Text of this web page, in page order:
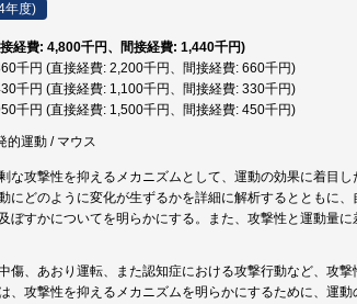
年度)
経費: 4,800千円、間接経費: 1,440千円)
千円 (直接経費: 2,200千円、間接経費: 660千円)
千円 (直接経費: 1,100千円、間接経費: 330千円)
千円 (直接経費: 1,500千円、間接経費: 450千円)
的運動 / マウス
な攻撃性を抑えるメカニズムとして、運動の効果に着目
にどのように変化が生ずるかを詳細に解析するとともに
ぼすかについてを明らかにする。また、攻撃性と運動量
傷、あおり運転、また認知症における攻撃行動など、攻
、攻撃性を抑えるメカニズムを明らかにするために、運